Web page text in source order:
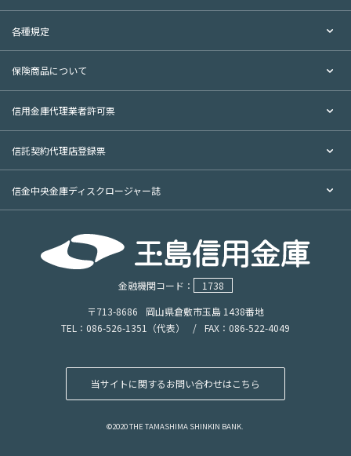
め
⑥非課税貯蓄制度等の適用に関する事務のため
⑦教育等資金非課税制度等に関する法定書類作成・提供
事務のため
⑨住宅取得資金に係る借入金等の年末残高等に関する法
め
る事務のため
務のため
・上記の利用目的につきましては、当金庫のホームペ
ージの他、店頭掲示のポスター等でもご覧いただけま
（３）ダイレクト・マーケティングの中止
ることについて、お客様から中止のお申出があった場合
は、当該目的での個人情報の利用を中止いたします。中
各種規定
保険商品について
信用金庫代理業者許可票
信託契約代理店登録票
信金中央金庫ディスクロージャー誌
金融機関コード：
1738
〒713-8686
岡山県倉敷市玉島 1438番地
TEL：086-526-1351（代表）
/ FAX：086-522-4049
当サイトに関するお問い合わせはこちら
©2020 THE TAMASHIMA SHINKIN BANK.